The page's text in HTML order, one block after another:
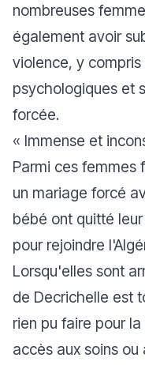
nombreuses
également avoir
violence, y
psychologiques et
forcée.
« Immense et
Parmi ces femmes
un mariage forcé
bébé ont quitté
pour rejoindre
Lorsqu'elles sont
de Decrichelle est
rien pu faire pour
accès aux soins